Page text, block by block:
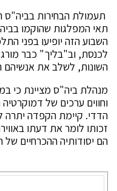
תאי המפלגות שהוקמו
השבוע הזה יופיעו בפני
לכנסת, וב"בליך" כבר
השונות, לשלב את אנשיהם
מנהלת ביה"ס מציינת כי
וחווים ערכים של
הדדי. קיימת הקפדה
זכותו לומר את דעתו
הם יסודותיה ההכרחיים של